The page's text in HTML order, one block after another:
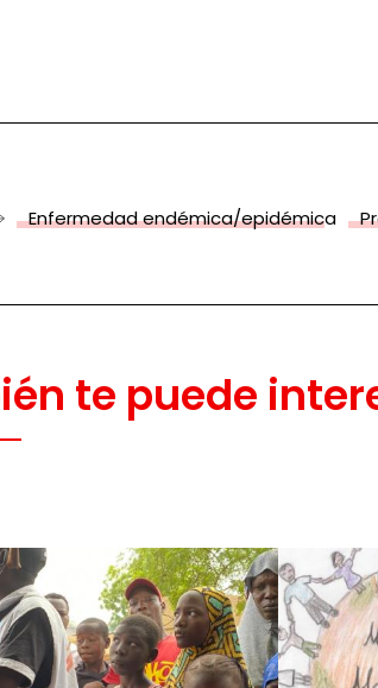
Enfermedad endémica/epidémica
te puede